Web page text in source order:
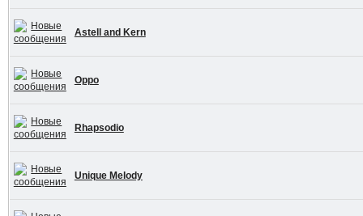
Astell and Kern
Oppo
Rhapsodio
Unique Melody